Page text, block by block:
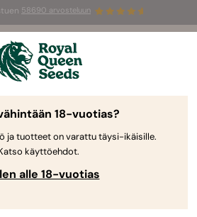
58690 arvosteluun
tuotettu luomuna ja optimaalisella
18-vuotias?
ja tuotteet on varattu täysi-ikäisille.
käyttöehdot.
alle 18-vuotias